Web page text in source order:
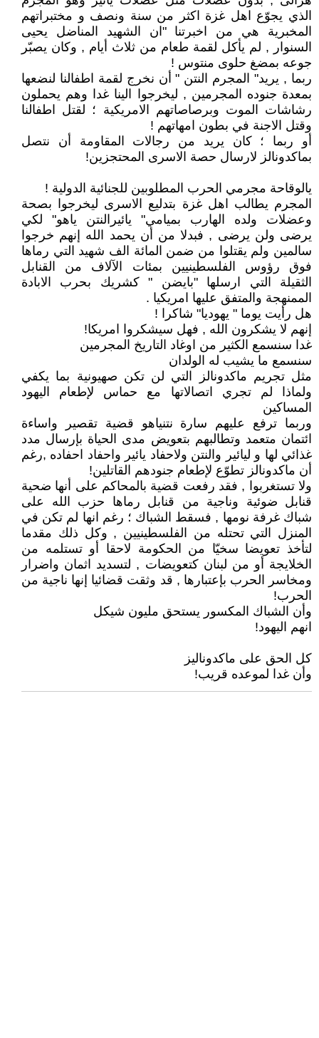
الذي يجوّع اهل غزة اكثر من سنة ونصف و مختبراتهم
المخبرية هي من اخبرتنا "ان الشهيد المناضل يحيى
السنوار , لم يأكل لقمة طعام من ثلاث أيام , وكان يصبّر
جوعه بمضغ حلوى منتوس !
ربما , يريد" المجرم النتن " أن نخرج لقمة اطفالنا لنضعها
بمعدة جنوده المجرمين , ليخرجوا الينا غدا وهم يحملون
رشاشات الموت وبرصاصاتهم الامريكية ؛ لقتل اطفالنا
وقتل الاجنة في بطون امهاتهم !
أو ربما ؛ كان يريد من رجالات المقاومة أن نتصل
بماكدونالز لارسال حصة الاسرى المحتجزين!
يالوقاحة مجرمي الحرب المطلوبين للجنائية الدولية !
المجرم يطالب اهل غزة بتدليع الاسرى ليخرجوا بصحة
وعضلات ولده الهارب بميامي" يائيرالنتن ياهو" لكي
يرضى ولن يرضى , فبدلا من أن يحمد الله إنهم خرجوا
سالمين ولم يقتلوا من ضمن المائة الف شهيد التي رماها
فوق رؤوس الفلسطينيين بمئات الآلاف من القنابل
الثقيلة التي ارسلها "بايضن " كشريك بحرب الابادة
الممنهجة والمتفق عليها امريكيا .
هل رأيت يوما " يهوديا" شاكرا !
إنهم لا يشكرون الله , فهل سيشكروا امريكا!
غدا سنسمع الكثير من اوغاد التاريخ المجرمين
سنسمع ما يشيب له الولدان
مثل تجريم ماكدونالز التي لن تكن صهيونية بما يكفي
ولماذا لم تجري اتصالاتها مع حماس لإطعام اليهود
المساكين
وربما ترفع عليهم سارة نتنياهو قضية تقصير واساءة
ائتمان متعمد وتطالبهم بتعويض مدى الحياة بإرسال مدد
غذائي لها و ليائير والنتن ولاحفاد يائير واحفاد احفاده ,رغم
أن ماكدونالز تطوّع لإطعام جنودهم القاتلين!
ولا تستغربوا , فقد رفعت قضية بالمحاكم على أنها ضحية
قنابل ضوئية وناجية من قنابل رماها حزب الله على
شباك غرفة نومها , فسقط الشباك ؛ رغم انها لم تكن في
المنزل التي تحتله من الفلسطينيين , وكل ذلك مقدما
لتأخذ تعويضا سخيّا من الحكومة لاحقا أو تستلمه من
الخلايجة أو من لبنان كتعويضات , لتسديد اثمان واضرار
ومخاسر الحرب بإعتبارها , قد وثقت قضائيا إنها ناجية من
الحرب!
وأن الشباك المكسور يستحق مليون شيكل
انهم اليهود!
كل الحق على ماكدوناليز
وأن غدا لموعده قريب!